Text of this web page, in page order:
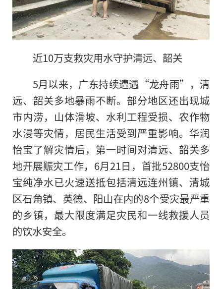
近10万支救灾用水守护清远、韶关
5月以来，广东持续遭遇“龙舟雨”，清
远、韶关多地暴雨不断。部分地区还出现城
市内涝，山体滑坡、水利工程受损、农作物
水浸等灾情，居民生活受到严重影响。华润
怡宝了解灾情后，第一时间对清远、韶关多
地开展赈灾工作，6月21日，首批52800支怡
宝纯净水已火速送抵包括清远连州镇、清城
区石角镇、英德、阳山在内的8个受灾最严重
的乡镇，最大限度满足灾民和一线救援人员
的饮水安全。